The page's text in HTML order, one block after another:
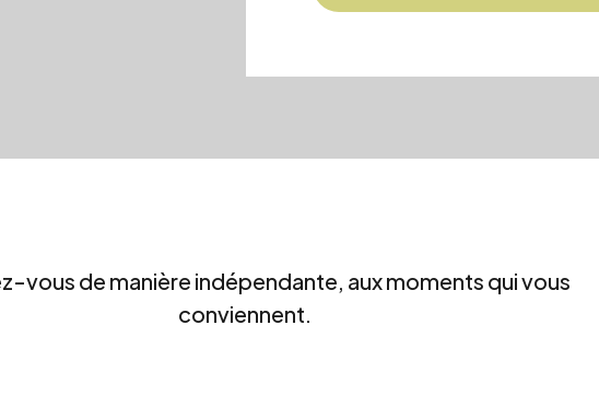
vous de manière indépendante, aux moments qui vous
conviennent.